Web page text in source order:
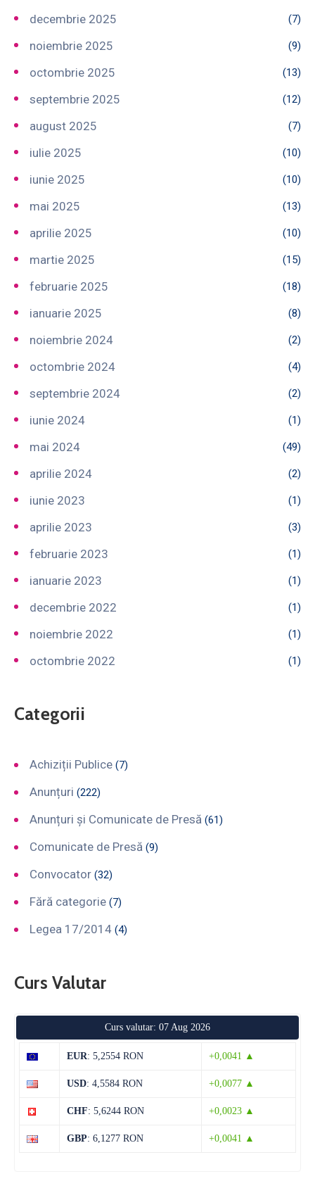
decembrie 2025 (7)
noiembrie 2025 (9)
octombrie 2025 (13)
septembrie 2025 (12)
august 2025 (7)
iulie 2025 (10)
iunie 2025 (10)
mai 2025 (13)
aprilie 2025 (10)
martie 2025 (15)
februarie 2025 (18)
ianuarie 2025 (8)
noiembrie 2024 (2)
octombrie 2024 (4)
septembrie 2024 (2)
iunie 2024 (1)
mai 2024 (49)
aprilie 2024 (2)
iunie 2023 (1)
aprilie 2023 (3)
februarie 2023 (1)
ianuarie 2023 (1)
decembrie 2022 (1)
noiembrie 2022 (1)
octombrie 2022 (1)
Categorii
Achiziții Publice (7)
Anunțuri (222)
Anunțuri și Comunicate de Presă (61)
Comunicate de Presă (9)
Convocator (32)
Fără categorie (7)
Legea 17/2014 (4)
Curs Valutar
Curs valutar: 07 Aug 2026
EUR: 5,2554 RON +0,0041 ▲
USD: 4,5584 RON +0,0077 ▲
CHF: 5,6244 RON +0,0023 ▲
GBP: 6,1277 RON +0,0041 ▲